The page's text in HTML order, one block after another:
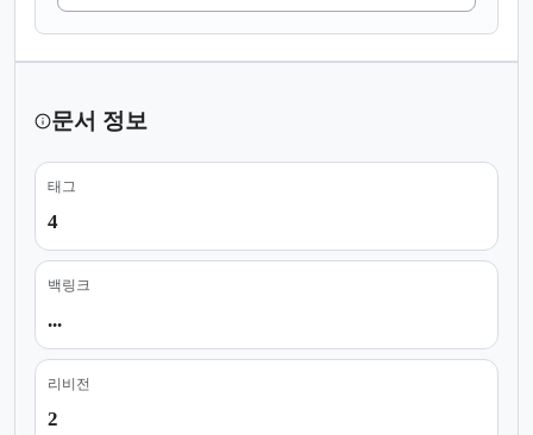
문서 정보
태그
4
백링크
...
리비전
2